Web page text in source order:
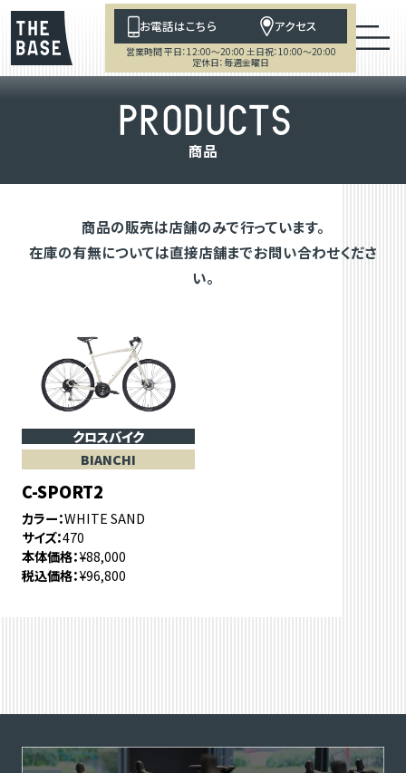
お電話はこちら アクセス
営業時間 平日：12:00～20:00 土日祝：10:00～20:00
定休日：毎週金曜日
PRODUCTS
商品
商品の販売は店舗のみで行っています。
在庫の有無については直接店舗までお問い合わせくださ
い。
クロスバイク
BIANCHI
C-SPORT2
カラー WHITE SAND
サイズ 470
本体価格 ¥88,000
税込価格 ¥96,800